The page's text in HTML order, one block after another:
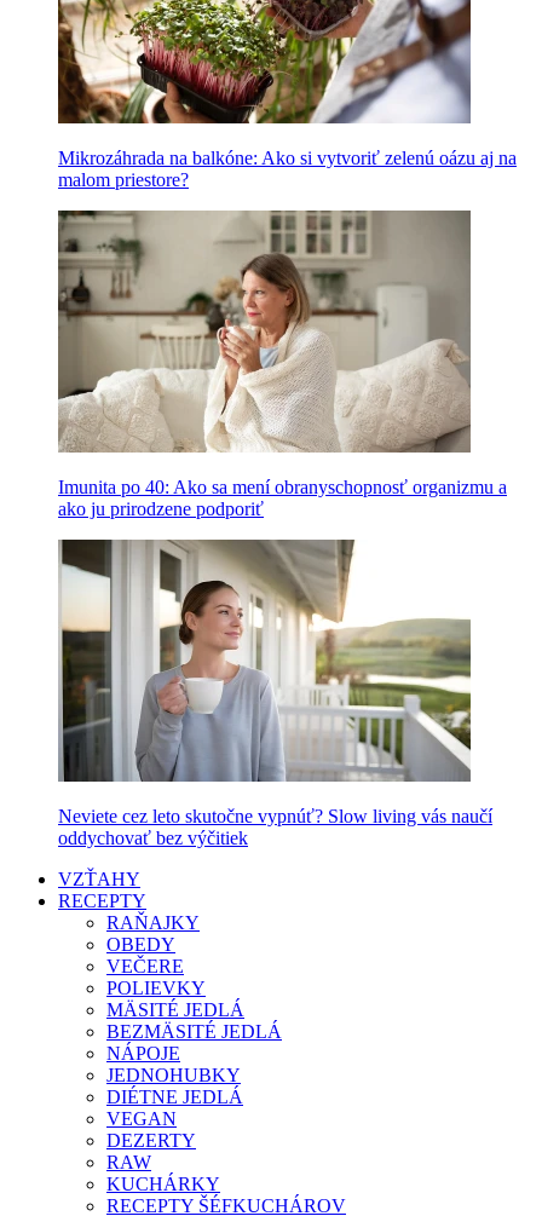
Mikrozáhrada na balkóne: Ako si vytvoriť zelenú oázu aj na
malom priestore?
Imunita po 40: Ako sa mení obranyschopnosť organizmu a
ako ju prirodzene podporiť
Neviete cez leto skutočne vypnúť? Slow living vás naučí
oddychovať bez výčitiek
VZŤAHY
RECEPTY
RAŇAJKY
OBEDY
VEČERE
POLIEVKY
MÄSITÉ JEDLÁ
BEZMÄSITÉ JEDLÁ
NÁPOJE
JEDNOHUBKY
DIÉTNE JEDLÁ
VEGAN
DEZERTY
RAW
KUCHÁRKY
RECEPTY ŠÉFKUCHÁROV